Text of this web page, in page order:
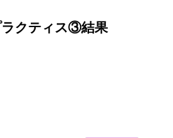
クティス③結果